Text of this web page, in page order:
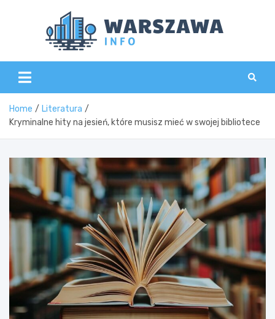
Home
Literatura
Kryminalne hity na jesień, które musisz mieć w swojej bibliotece